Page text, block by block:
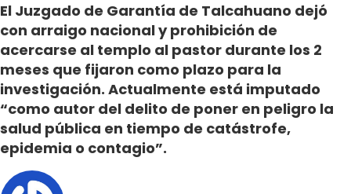
El Juzgado de Garantía de Talcahuano dejó
con arraigo nacional y prohibición de
acercarse al templo al pastor durante los 2
meses que fijaron como plazo para la
investigación. Actualmente está imputado
“como autor del delito de poner en peligro la
salud pública en tiempo de catástrofe,
epidemia o contagio”.